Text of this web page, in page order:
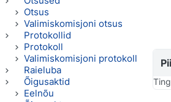
Otsus
Valimiskomisjoni otsus
Protokollid
Protokoll
Valimiskomisjoni protokoll
Raieluba
Õigusaktid
Eelnõu